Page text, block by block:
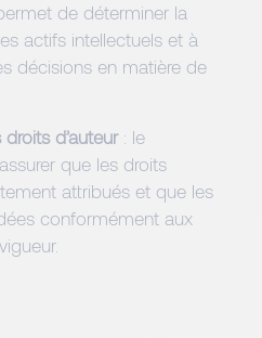
de déterminer la
actifs intellectuels et à
décisions en matière de
d’auteur: le
que les droits
attribués et que les
conformément aux